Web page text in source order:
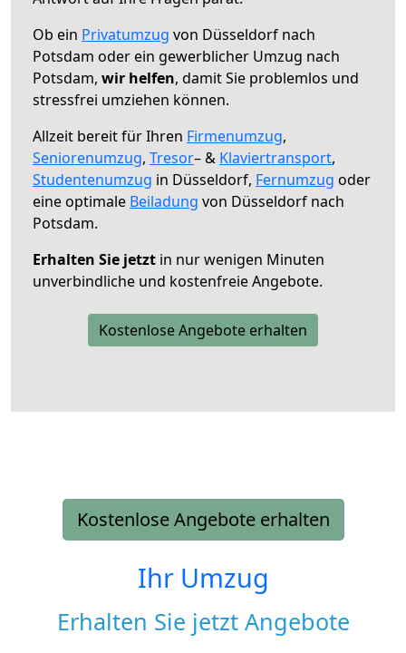
Ob ein Privatumzug von Düsseldorf nach
Potsdam oder ein gewerblicher Umzug nach
Potsdam, wir helfen, damit Sie problemlos und
stressfrei umziehen können.
Allzeit bereit für Ihren Firmenumzug,
Seniorenumzug, Tresor– & Klaviertransport,
Studentenumzug in Düsseldorf, Fernumzug oder
eine optimale Beiladung von Düsseldorf nach
Potsdam.
Erhalten Sie jetzt in nur wenigen Minuten
unverbindliche und kostenfreie Angebote.
Kostenlose Angebote erhalten
Kostenlose Angebote erhalten
Ihr Umzug
Erhalten Sie jetzt Angebote